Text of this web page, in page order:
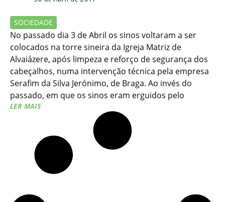
SOCIEDADE
No passado dia 3 de Abril os sinos voltaram a ser
colocados na torre sineira da Igreja Matriz de
Alvaiázere, após limpeza e reforço de segurança dos
cabeçalhos, numa intervenção técnica pela empresa
Serafim da Silva Jerónimo, de Braga. Ao invés do
passado, em que os sinos eram erguidos pelo
LER MAIS